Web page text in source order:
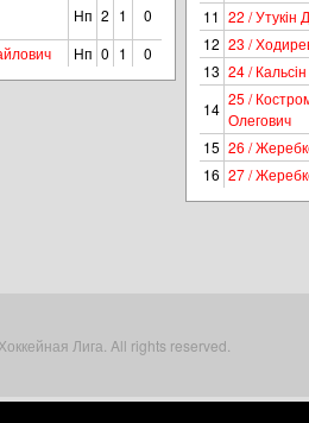
Нп 2 1
0
Нп 0 1 0
11 22 / Утукін
12 23 /
13 24 /
14
25 /
Олегович
15 26 /
16 27 /
Лига. All rights reserved.